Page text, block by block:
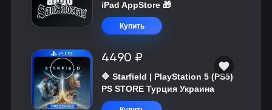
iPad AppStore 🎁
Купить
4490 ₽
🔷 Starfield | PlayStation 5 (PS5)
PS STORE Турция Украина